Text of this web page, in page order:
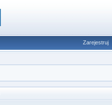
Zarejestruj